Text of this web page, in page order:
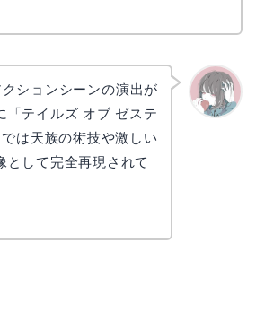
ションシーンの演出が
「テイルズ オブ ゼステ
は天族の術技や激しい
として完全再現されて